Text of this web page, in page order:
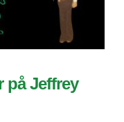
på Jeffrey